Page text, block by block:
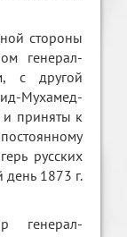
стороны
генерал-
с другой
Мухамед-
и приняты к
русских
день 1873 г.
генерал-